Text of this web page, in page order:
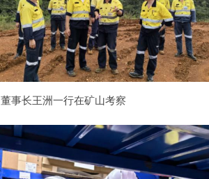
董事长王洲一行在矿山考察